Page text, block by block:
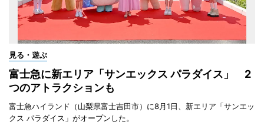
見る・遊ぶ
富士急に新エリア「サンエックス パラダイス」 2
つのアトラクションも
富士急ハイランド（山梨県富士吉田市）に8月1日、新エリア「サンエッ
クス パラダイス」がオープンした。